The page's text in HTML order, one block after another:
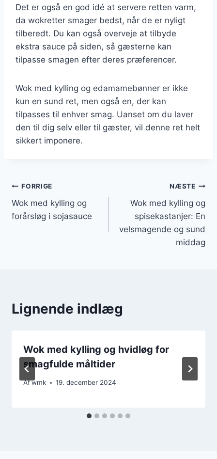
Det er også en god idé at servere retten varm,
da wokretter smager bedst, når de er nyligt
tilberedt. Du kan også overveje at tilbyde
ekstra sauce på siden, så gæsterne kan
tilpasse smagen efter deres præferencer.
Wok med kylling og edamamebønner er ikke
kun en sund ret, men også en, der kan
tilpasses til enhver smag. Uanset om du laver
den til dig selv eller til gæster, vil denne ret helt
sikkert imponere.
Indlægsnavigation
FORRIGE
Wok med kylling og
forårsløg i sojasauce
NÆSTE
Wok med kylling og
spisekastanjer: En
velsmagende og sund
middag
Lignende indlæg
Wok med kylling og hvidløg for
smagfulde måltider
Afwmk 19. december 2024